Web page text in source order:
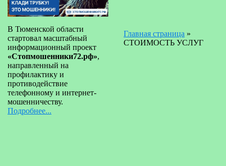
В Тюменской области
стартовал масштабный
информационный проект
«Стопмошенники72.рф»,
направленный на
профилактику и
противодействие
телефонному и интернет-
мошенничеству.
Подробнее...
Главная страница »
СТОИМОСТЬ УСЛУГ